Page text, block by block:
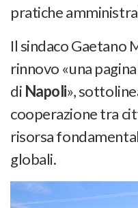
pratiche
Il sindaco Gaetano
rinnovo «una
di Napoli»,
cooperazione tra
risorsa
globali.